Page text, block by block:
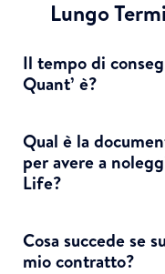
Lungo
Il tempo di
Quant’ è?
Qual è la
per avere a
Life?
Cosa succede se
mio contratto?